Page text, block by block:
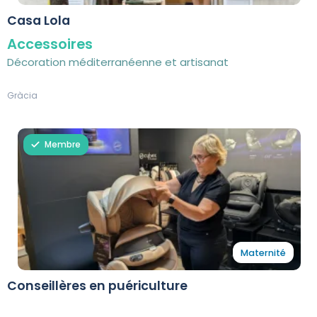
Casa Lola
Accessoires
Décoration méditerranéenne et artisanat
Gràcia
Membre
Maternité
Conseillères en puériculture